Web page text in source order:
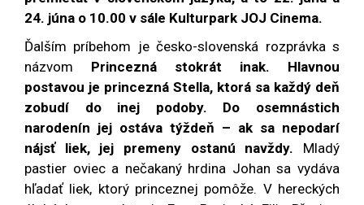
24. júna o 10.00 v sále Kulturpark JOJ Cinema.
Ďalším príbehom je česko-slovenská rozprávka s
názvom Princezná stokrát inak. Hlavnou
postavou je princezná Stella, ktorá sa každý deň
zobudí do inej podoby. Do osemnástich
narodenín jej ostáva týždeň – ak sa nepodarí
nájsť liek, jej premeny ostanú navždy. Mladý
pastier oviec a nečakaný hrdina Johan sa vydáva
hľadať liek, ktorý princeznej pomôže. V hereckých